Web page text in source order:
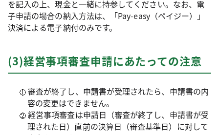
を記入の上、現金と一緒に持参してください。なお、電
子申請の場合の納入方法は、「Pay-easy（ペイジー）」
決済による電子納付のみです。
(3)経営事項審査申請にあたっての注意
審査が終了し、申請書が受理されたら、申請書の内
容の変更はできません。
経営事項審査は申請日（審査が終了し、申請書が受
理された日）直前の決算日（審査基準日）に対して